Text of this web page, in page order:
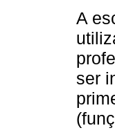
A
ser